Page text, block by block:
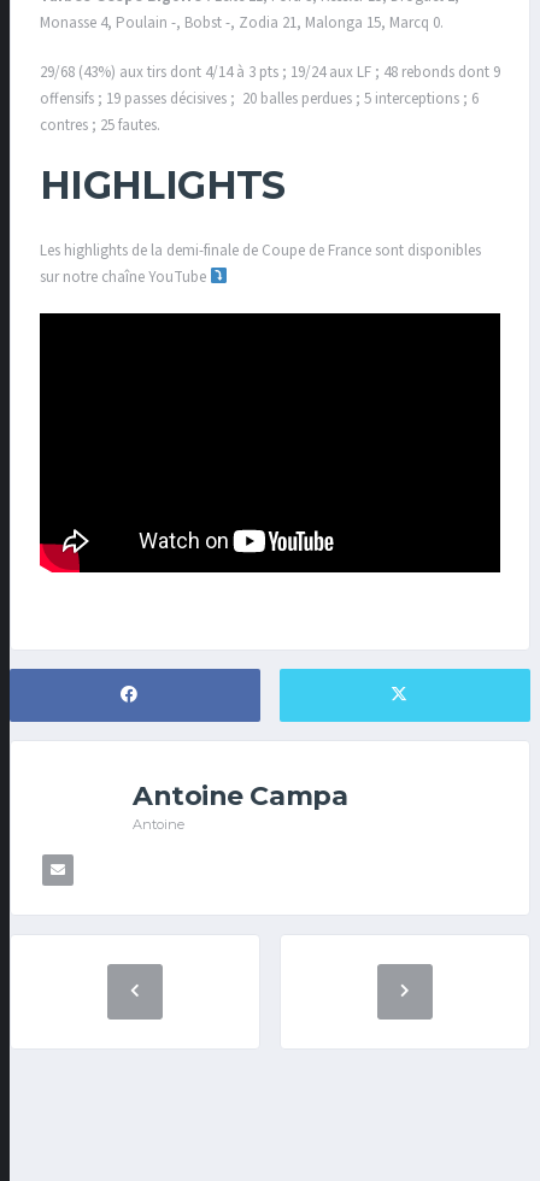
Monasse 4, Poulain -, Bobst -, Zodia 21, Malonga 15, Marcq 0.
29/68 (43%) aux tirs dont 4/14 à 3 pts ; 19/24 aux LF ; 48 rebonds dont 9
offensifs ; 19 passes décisives ; 20 balles perdues ; 5 interceptions ; 6
contres ; 25 fautes.
HIGHLIGHTS
Les highlights de la demi-finale de Coupe de France sont disponibles
sur notre chaîne YouTube
Antoine Campa
Antoine